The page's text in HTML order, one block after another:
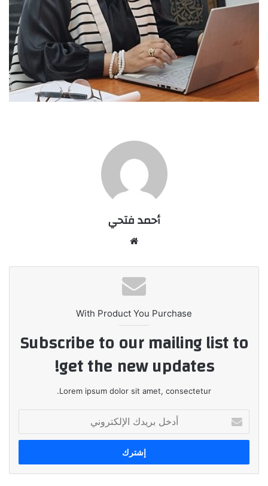
أحمد فتحي
With Product You Purchase
Subscribe to our mailing list to
get the new updates!
Lorem ipsum dolor sit amet, consectetur.
بريدك
الإلكتروني